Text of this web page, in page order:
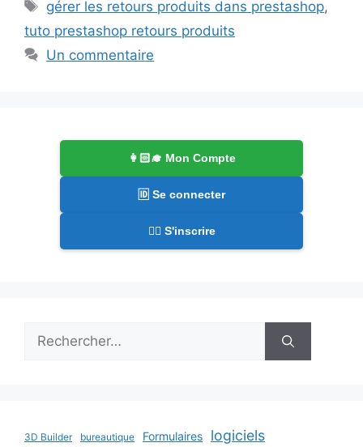
Étiquettes
gérer les retours produits dans prestashop,
tuto prestashop retours produits
Un commentaire
👩🏻‍🎓 Mon Compte
🆔 Se connecter
✍🏻 S'inscrire
Rechercher :
3D Builder bureautique Formulaires
logiciels